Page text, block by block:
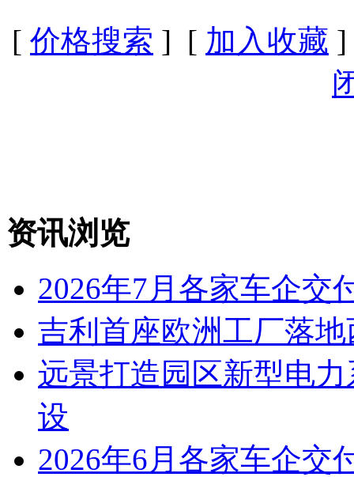
[ 价格搜索 ] [ 加入收藏
资讯浏览
2026年7月各家车企交
吉利首座欧洲工厂落
远景打造园区新型电
设
2026年6月各家车企交